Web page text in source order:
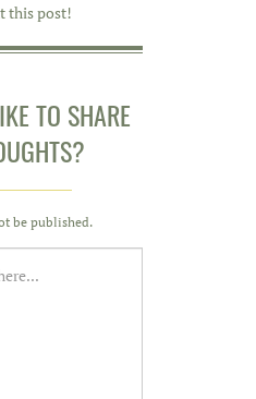
this post!
TO SHARE
be published.